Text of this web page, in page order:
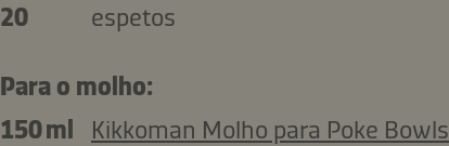
20
espetos
Para o molho:
150 ml
Kikkoman Molho para Poke Bowls